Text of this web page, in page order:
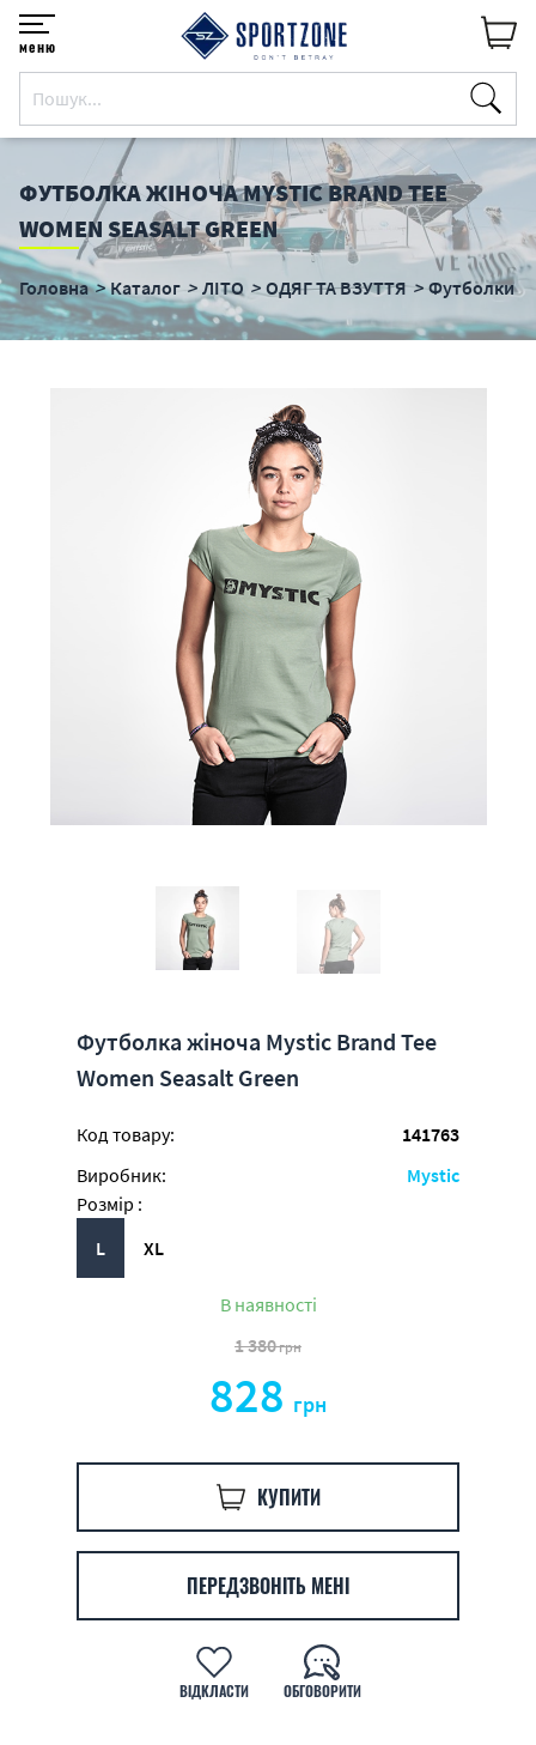
меню
ФУТБОЛКА ЖІНОЧА MYSTIC BRAND TEE
WOMEN SEASALT GREEN
Головна Каталог ЛІТО ОДЯГ ТА ВЗУТТЯ Футболки
Футболка жіноча Mystic Brand Tee
Women Seasalt Green
Код товару:
141763
Виробник:
Mystic
Розмір :
L
XL
В наявності
1 380грн
828 грн
КУПИТИ
ПЕРЕДЗВОНІТЬ МЕНІ
ВІДКЛАСТИ ОБГОВОРИТИ